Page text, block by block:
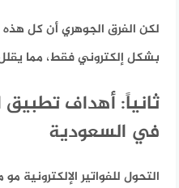
لكن الفرق الجوهري أن كل هذه
بشكل إلكتروني فقط، مما يقلل
ثانياً: أهداف تطبيق
في السعودية
التحول للفواتير الإلكترونية